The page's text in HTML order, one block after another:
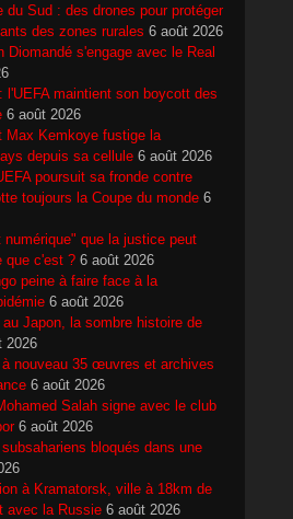
du Sud : des drones pour protéger
des zones rurales 6 août 2026
Diomandé s'engage avec le Real
l'UEFA maintient son boycott des
6 août 2026
Max Kemkoye fustige la
depuis sa cellule 6 août 2026
poursuit sa fronde contre
toujours la Coupe du monde 6
numérique" que la justice peut
que c'est ? 6 août 2026
peine à faire face à la
6 août 2026
au Japon, la sombre histoire de
2026
à nouveau 35 œuvres et archives
6 août 2026
Salah signe avec le club
6 août 2026
bloqués dans une
à Kramatorsk, ville à 18km de
avec la Russie 6 août 2026